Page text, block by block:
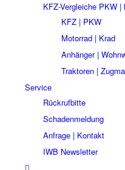
KFZ-Vergleiche PKW
KFZ | PKW
Motorrad | Krad
Anhänger |
Traktoren |
Service
Rückrufbitte
Schadenmeldung
Anfrage | Kontakt
IWB Newsletter